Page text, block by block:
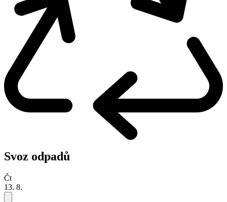
Svoz odpadů
Čt
13. 8.